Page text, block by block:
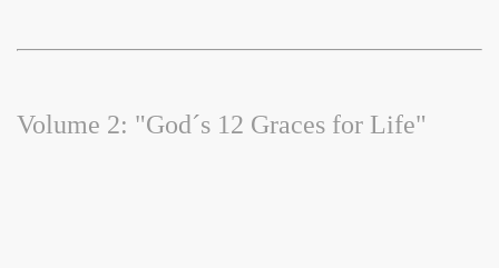
Volume 2: "God´s 12 Graces for Life"